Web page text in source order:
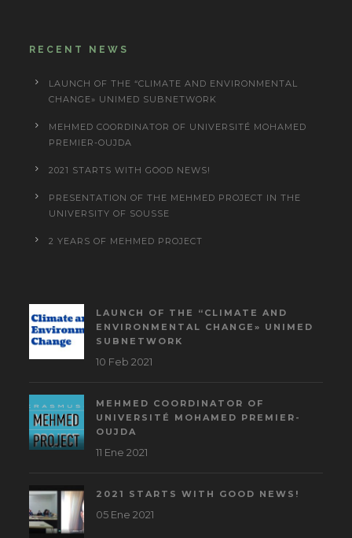
RECENT NEWS
LAUNCH OF THE “CLIMATE AND ENVIRONMENTAL
CHANGE» UNIMED SUBNETWORK
MEHMED COORDINATOR OF UNIVERSITÉ MOHAMED
PREMIER-OUJDA
2021 STARTS WITH GOOD NEWS!
PRESENTATION OF THE MEHMED PROJECT IN THE
UNIVERSITY OF SOUSSE
2 YEARS OF MEHMED PROJECT
LAUNCH OF THE “CLIMATE AND
ENVIRONMENTAL CHANGE» UNIMED
SUBNETWORK
10 Feb 2021
MEHMED COORDINATOR OF
UNIVERSITÉ MOHAMED PREMIER-
OUJDA
11 Ene 2021
2021 STARTS WITH GOOD NEWS!
05 Ene 2021